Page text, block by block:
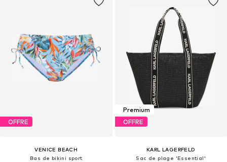
OFFRE
VENICE BEACH
Bas de bikini sport
Premium
OFFRE
KARL LAGERFELD
Sac de plage 'Essential'